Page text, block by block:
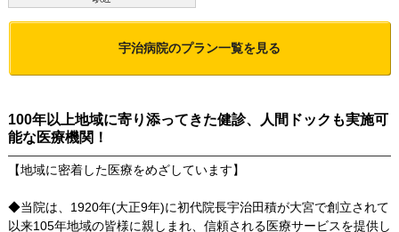
宇治病院のプラン一覧を見る
100年以上地域に寄り添ってきた健診、人間ドックも実施可
能な医療機関！
【地域に密着した医療をめざしています】
◆当院は、1920年(大正9年)に初代院長宇治田積が大宮で創立されて
以来105年地域の皆様に親しまれ、信頼される医療サービスを提供し